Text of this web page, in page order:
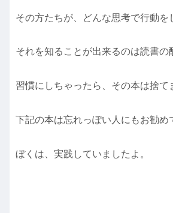
その方たちが、どんな思考で行動を
それを知ることが出来るのは読書の
習慣にしちゃったら、その本は捨て
下記の本は忘れっぽい人にもお勧め
ぼくは、実践していましたよ。